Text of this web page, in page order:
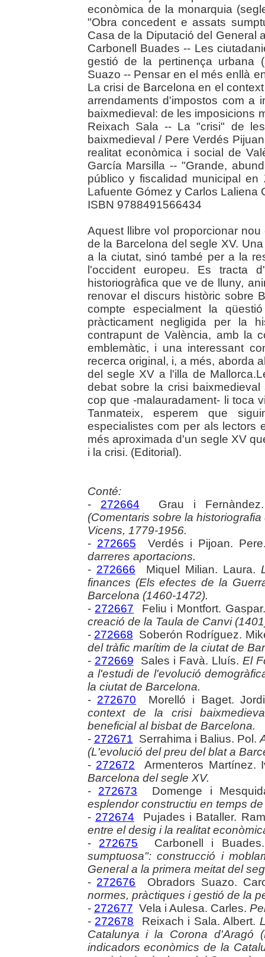
econòmica de la monarquia
"Obra concedent e assats
Casa de la Diputació del General
Carbonell Buades -- Les
gestió de la pertinença urbana
Suazo -- Pensar en el més enllà
La crisi de Barcelona en el
arrendaments d'impostos com a
baixmedieval: de les imposicions
Reixach Sala -- La "crisi" de
baixmedieval / Pere Verdés
realitat econòmica i social de
García Marsilla -- "Grande,
público y fiscalidad municipal
Lafuente Gómez y Carlos Laliena
ISBN 9788491566434
Aquest llibre vol proporcionar
de la Barcelona del segle XV.
a la ciutat, sinó també per a la
l'occident europeu. Es tracta
historiogràfica que ve de lluny,
renovar el discurs històric sobre
compte especialment la
pràcticament negligida per la
contrapunt de València, amb la
emblemàtic, i una interessant
recerca original, i, a més, aborda
del segle XV a l'illa de
debat sobre la crisi
cop que -malauradament- li toca
Tanmateix, esperem que
especialistes com per als lectors
més aproximada d'un segle XV
i la crisi. (Editorial).
Conté:
- 272664 Grau i
(Comentaris sobre la
Vicens, 1779-1956.
- 272665 Verdés i Pijoan.
darreres aportacions.
- 272666 Miquel Milian. Laura.
finances (Els efectes de la
Barcelona (1460-1472).
- 272667 Feliu i Montfort.
creació de la Taula de Canvi
- 272668 Soberón Rodríguez.
del tràfic marítim de la ciutat de
- 272669 Sales i Favà. Lluís.El
a l'estudi de l'evolució
la ciutat de Barcelona.
- 272670 Morelló i Baget.
context de la crisi
beneficial al bisbat de Barcelona.
- 272671 Serrahima i Balius. Pol.
(L'evolució del preu del blat a
- 272672 Armenteros Martínez.
Barcelona del segle XV.
- 272673 Domenge i
esplendor constructiu en temps
- 272674 Pujades i Bataller.
entre el desig i la realitat
- 272675 Carbonell i
sumptuosa": construcció i
General a la primera meitat del
- 272676 Obradors Suazo.
normes, pràctiques i gestió de la
- 272677 Vela i Aulesa. Carles.
- 272678 Reixach i Sala. Albert.
Catalunya i la Corona d'Aragó
indicadors econòmics de la